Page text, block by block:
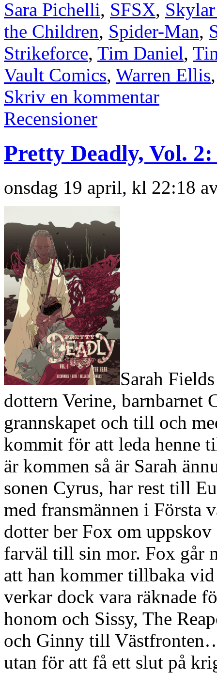
Sara Pichelli, SFSX,
the Children, Spider-Man,
Strikeforce, Tim Daniel,
Vault Comics, Warren Ellis
Skriv en kommentar
Recensioner
Pretty Deadly, Vol.
onsdag 19 april, kl 22:18
Sarah
dottern Verine, barnbarnet
grannskapet och till och
kommit för att leda henne
är kommen så är Sarah
sonen Cyrus, har rest till
med fransmännen i Första
dotter ber Fox om uppskov
farväl till sin mor. Fox går
att han kommer tillbaka
verkar dock vara räknade
honom och Sissy, The
och Ginny till
utan för att få ett slut på